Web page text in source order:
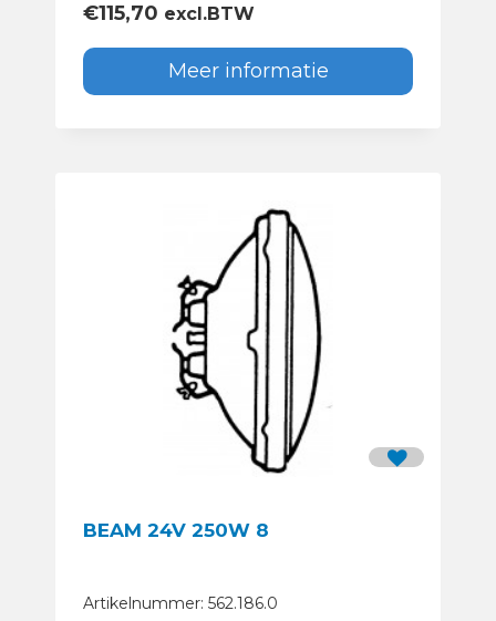
€115,70 excl.BTW
Meer informatie
BEAM 24V 250W 8
Artikelnummer: 562.186.0